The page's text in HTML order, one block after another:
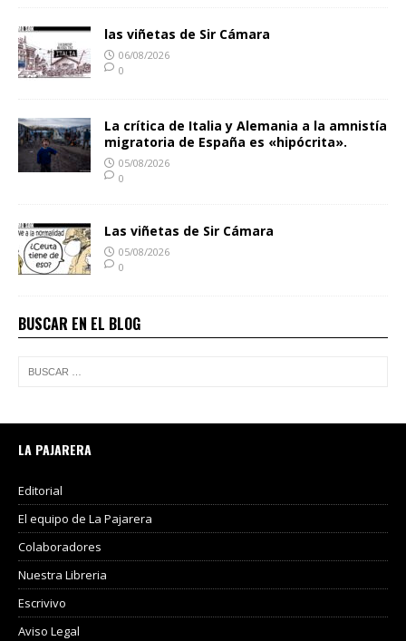
las viñetas de Sir Cámara
06/08/2026
0
La crítica de Italia y Alemania a la amnistía
migratoria de España es «hipócrita».
05/08/2026
0
Las viñetas de Sir Cámara
05/08/2026
0
BUSCAR EN EL BLOG
LA PAJARERA
Editorial
El equipo de La Pajarera
Colaboradores
Nuestra Libreria
Escrivivo
Aviso Legal